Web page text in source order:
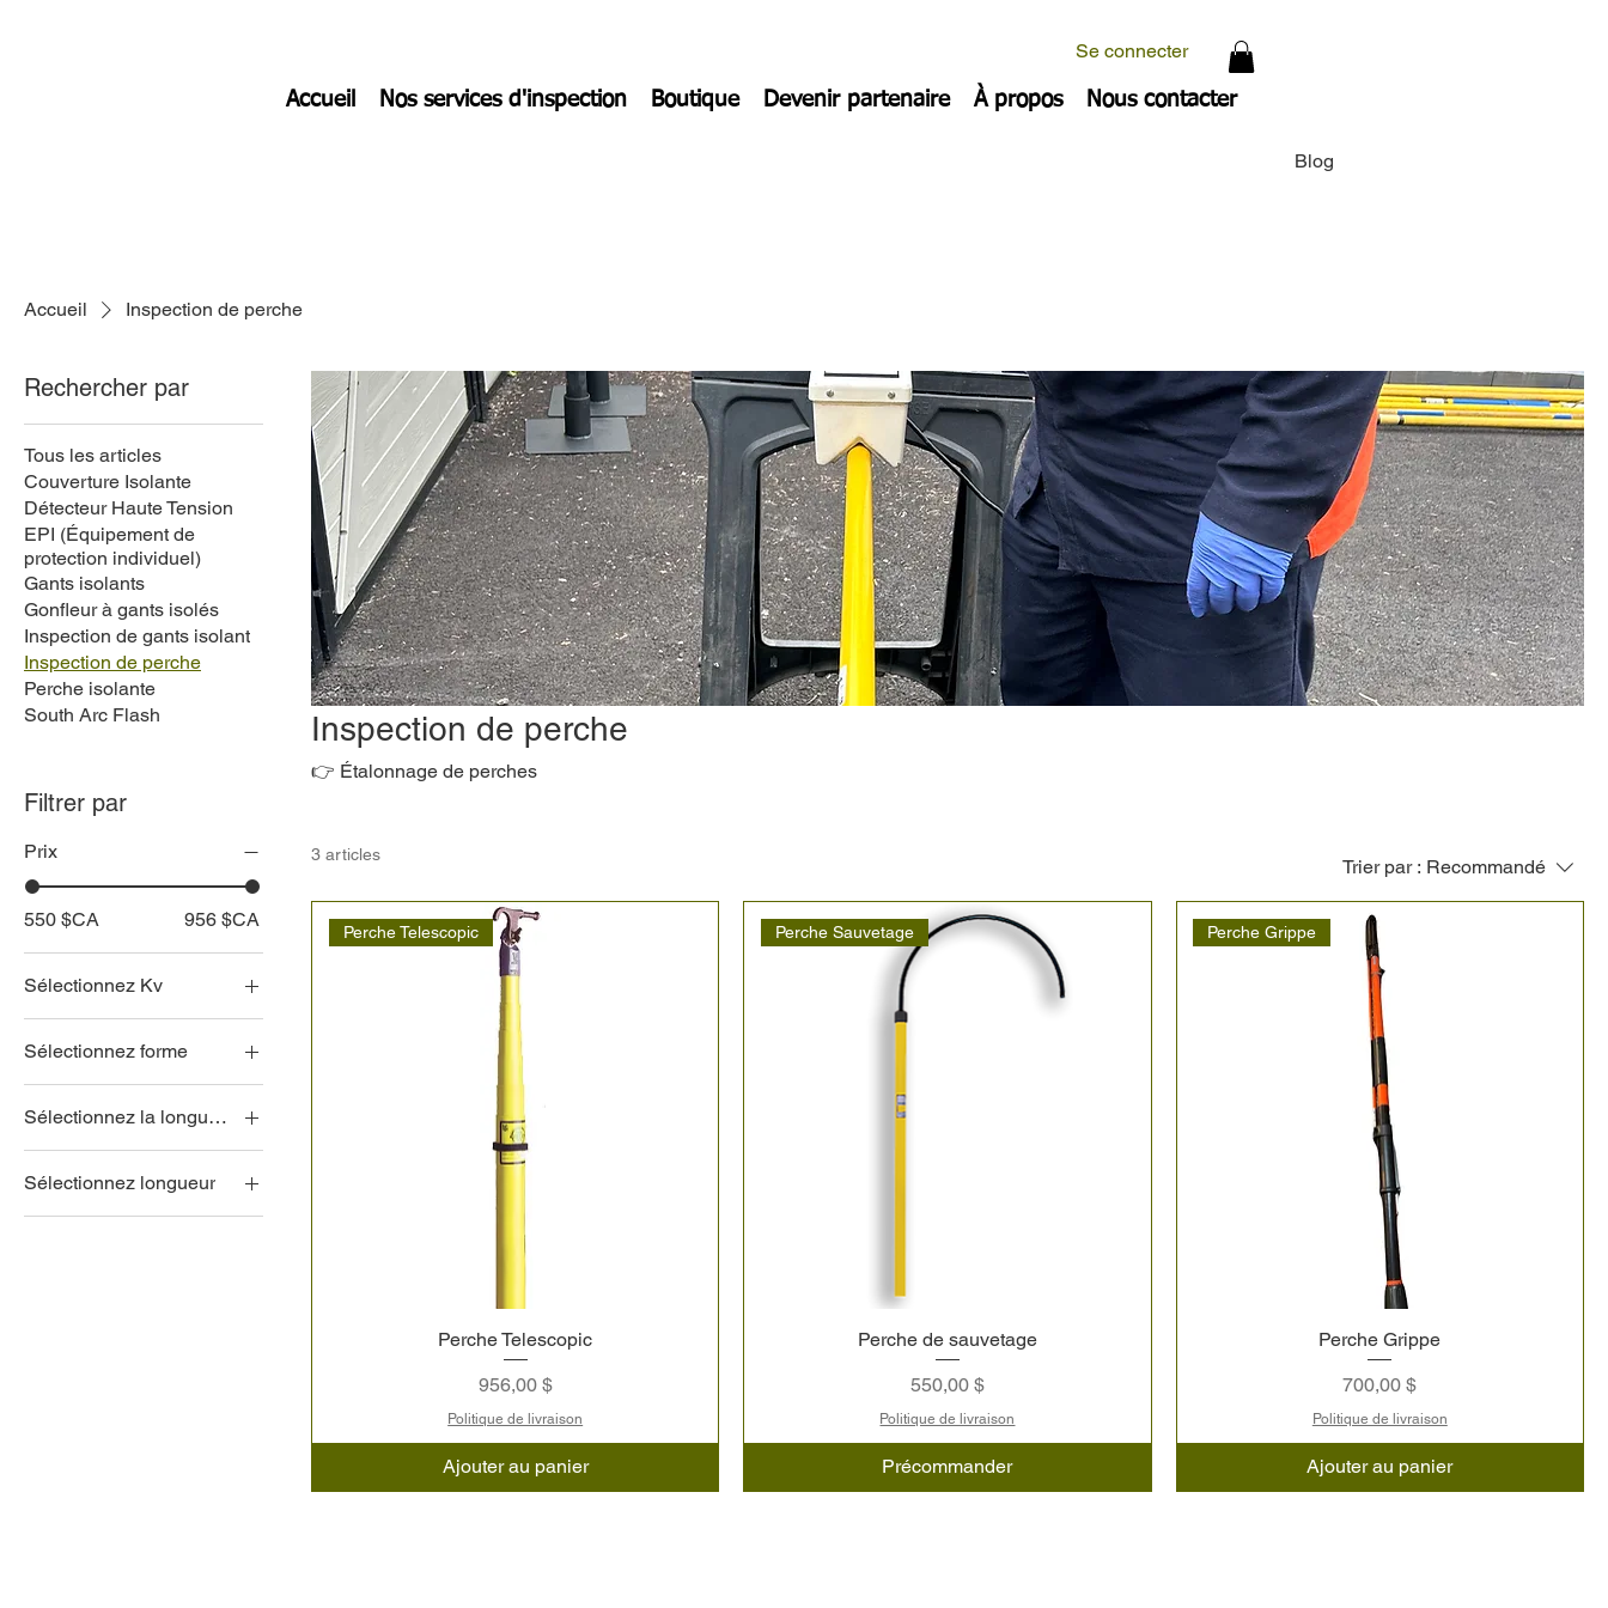
Se connecter
Blog
Accueil Nos services d'inspection Boutique Devenir partenaire À propos Nous contacter
Accueil Inspection de perche
Rechercher par
Tous les articles
Couverture Isolante
Détecteur Haute Tension
EPI (Équipement de
protection individuel)
Gants isolants
Gonfleur à gants isolés
Inspection de gants isolant
Inspection de perche
Perche isolante
South Arc Flash
Filtrer par
Prix
550 $CA 956 $CA
Sélectionnez Kv
Sélectionnez forme
Triangle
Sélectionnez la longueur
1m67cm
Sélectionnez longueur
Inspection de perche
👉 Étalonnage de perches
3 articles
Trier par : Recommandé
Perche Telescopic
Perche Telescopic
Prix
956,00 $
Politique de livraison
Ajouter au panier
Perche Sauvetage
Perche de sauvetage
Prix
550,00 $
Politique de livraison
Précommander
Perche Grippe
Perche Grippe
Prix
700,00 $
Politique de livraison
Ajouter au panier